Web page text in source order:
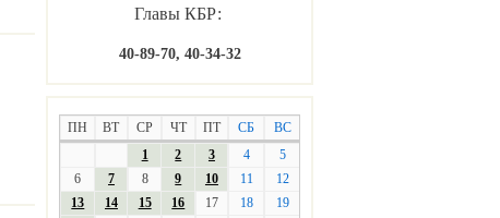
Главы КБР:
40-89-70, 40-34-32
ПН ВТ СР ЧТ ПТ СБ
ВС
1
2 3 4
5
6
7 8 9 10 11
12
13
14 15 16 17 18
19